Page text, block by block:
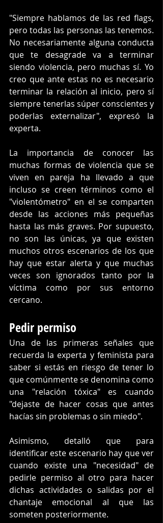
"Siempre hablamos de las red flags,
pero todas las personas las tenemos.
No necesariamente alguna conducta
que te desagrade va a terminar
siendo violencia, pero muchas sí. Yo
creo que ante estas no es necesario
terminar la relación al inicio, pero sí
siempre tenerlas súper conscientes y
poderlas externalizar", expresó la
experta.
La importancia de conocer las
muchas formas de violencia que se
viven en pareja ha llevado a que
incluso se creen términos como el
"violentómetro" en el se comparten
desde las acciones más pequeñas
hasta las más graves. Por supuesto,
no son las únicas, ya que existen
muchos otros escenarios de los que
hay que estar alerta y que muchas
veces son ignorados tanto por la
víctima como por sus entorno
cercano.
Pedir permiso
Una de las primeras señales que
recuerda la experta y feminista para
saber si estás en riesgo de tener lo
que comúnmente se denomina como
una "relación tóxica" es cuando
"dejaste de hacer cosas que antes
hacías sin problemas o sin miedo".
Asimismo, detalló que para
identificar este escenario hay que ver
cuando existe una "necesidad" de
pedirle permiso al otro para hacer
dichas actividades o salidas por el
chantaje emocional al que las
someten posteriormente.